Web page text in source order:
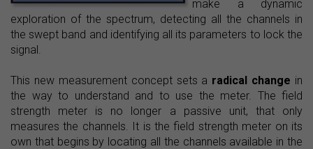
make a dynamic
exploration of the spectrum, detecting all the channels in
the swept band and identifying all its parameters to lock the
signal.
This new measurement concept sets a radical change in
the way to understand and to use the meter. The field
strength meter is no longer a passive unit, that only
measures the channels. It is the field strength meter on its
own that begins by locating all the channels available in the